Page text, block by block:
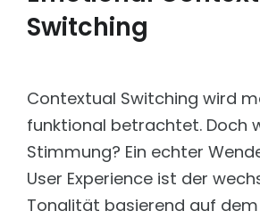
Switching
Contextual Switching wird
funktional betrachtet. Doch
Stimmung? Ein echter
User Experience ist der
Tonalität basierend auf